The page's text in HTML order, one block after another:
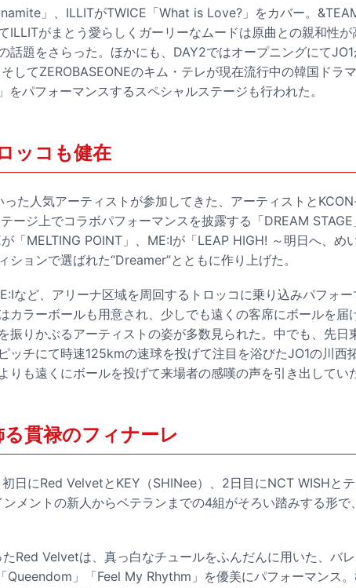
」、ILLITがTWICE「What is Love?」をカバー。
ILLITがまとう愛らしくガーリーなムードは原曲との親和性が
話題をさらった。ほかにも、DAY2ではオープニングにて
してZEROBASEONEのキム・テレが現在流行中の韓国ドラ
パフォーマンスするスペシャルステージも行われた。
ッコも健在
た人気アーティストが参加してきた、アーティストと
ージ上でコラボパフォーマンスを披露する「DREAM
「MELTING POINT」、ME:Iが「LEAP HIGH! ～明日へ、め
ションで選ばれた“Dreamer”とともに作り上げた。
など、アリーナ区域を周回するトロッコに乗り込みパフォ
カラーボールも用意され、少しでも遠くの客席にボールを届
振りかぶるアーティストの姿が多数見られた。中でも、先日
ッチにて時速125kmの速球を投げて注目を浴びたJO1の川西
りも遠くにボールを投げて来場者の感嘆の声を引き出してい
貫禄のフィナーレ
日にRed VelvetとKEY（SHINee）、2日目にNCT WISHと
メントの新人からベテランまでの4組がそろい踏みする形で
Red Velvetは、真っ白なチュールをふんだんに用いた、バ
Queendom」「Feel My Rhythm」を優美にパフォーマンス